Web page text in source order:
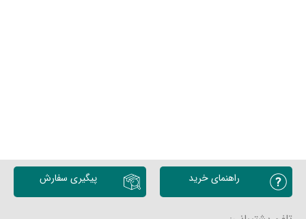
راهنمای خرید پیگیری سفارش